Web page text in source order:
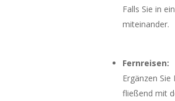
Falls Sie in
miteinander.
Fernreisen:
Ergänzen
fließend mit